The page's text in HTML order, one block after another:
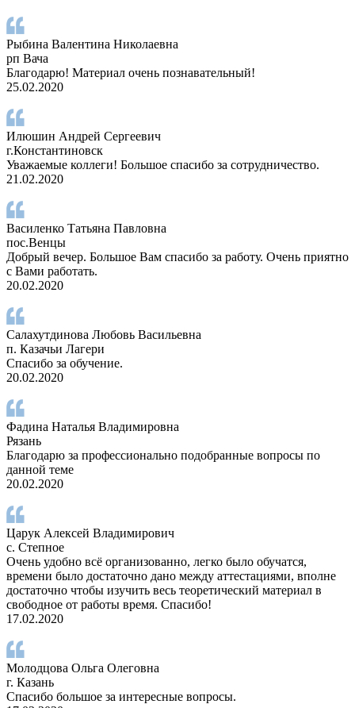
Рыбина Валентина Николаевна
рп Вача
Благодарю! Материал очень познавательный!
25.02.2020
Илюшин Андрей Сергеевич
г.Константиновск
Уважаемые коллеги! Большое спасибо за сотрудничество.
21.02.2020
Василенко Татьяна Павловна
пос.Венцы
Добрый вечер. Большое Вам спасибо за работу. Очень приятно
с Вами работать.
20.02.2020
Салахутдинова Любовь Васильевна
п. Казачьи Лагери
Спасибо за обучение.
20.02.2020
Фадина Наталья Владимировна
Рязань
Благодарю за профессионально подобранные вопросы по
данной теме
20.02.2020
Царук Алексей Владимирович
с. Степное
Очень удобно всё организованно, легко было обучатся,
времени было достаточно дано между аттестациями, вполне
достаточно чтобы изучить весь теоретический материал в
свободное от работы время. Спасибо!
17.02.2020
Молодцова Ольга Олеговна
г. Казань
Спасибо большое за интересные вопросы.